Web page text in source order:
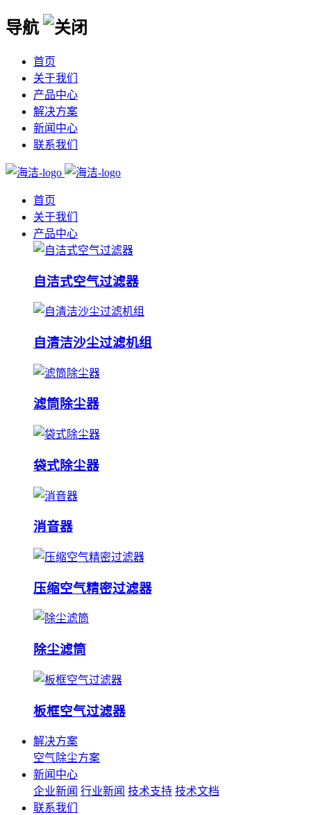
导航
首页
关于我们
产品中心
解决方案
新闻中心
联系我们
首页
关于我们
产品中心
自洁式空气过滤器
自清洁沙尘过滤机组
滤筒除尘器
袋式除尘器
消音器
压缩空气精密过滤器
除尘滤筒
板框空气过滤器
解决方案
空气除尘方案
新闻中心
企业新闻 行业新闻 技术支持 技术文档
联系我们